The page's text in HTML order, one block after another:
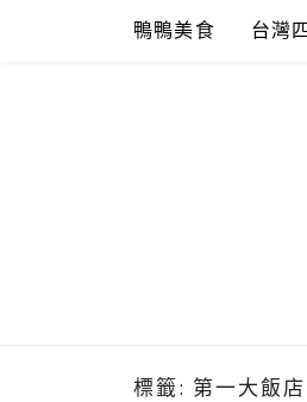
鴨鴨美食 台灣
標籤: 第一大飯店